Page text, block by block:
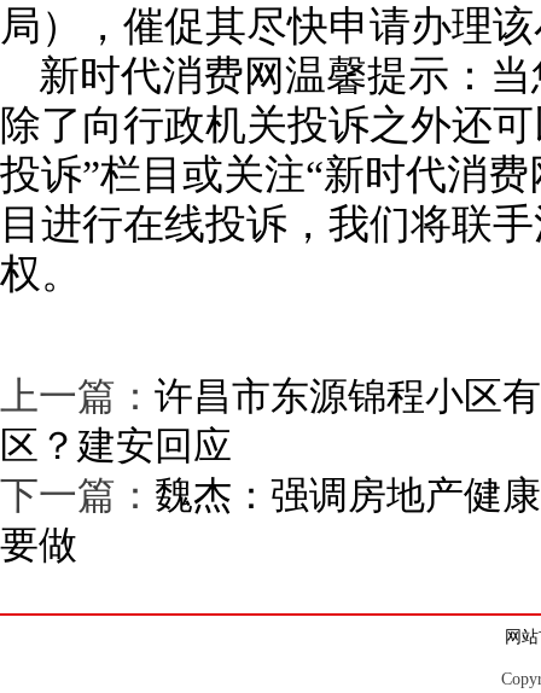
局），催促其尽快申请办理
新时代消费网温馨提示：
除了向行政机关投诉之外还
投诉”栏目或关注“新时代消
目进行在线投诉，我们将联
权。
上一篇： 许昌市东源锦程小区
区？建安回应
下一篇： 魏杰：强调房地产健
要做
网